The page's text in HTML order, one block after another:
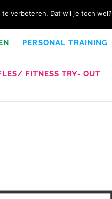
PERSONAL TRAINING
FITNESS TRY- OUT
verbeteren. Dat wil je toch wel?